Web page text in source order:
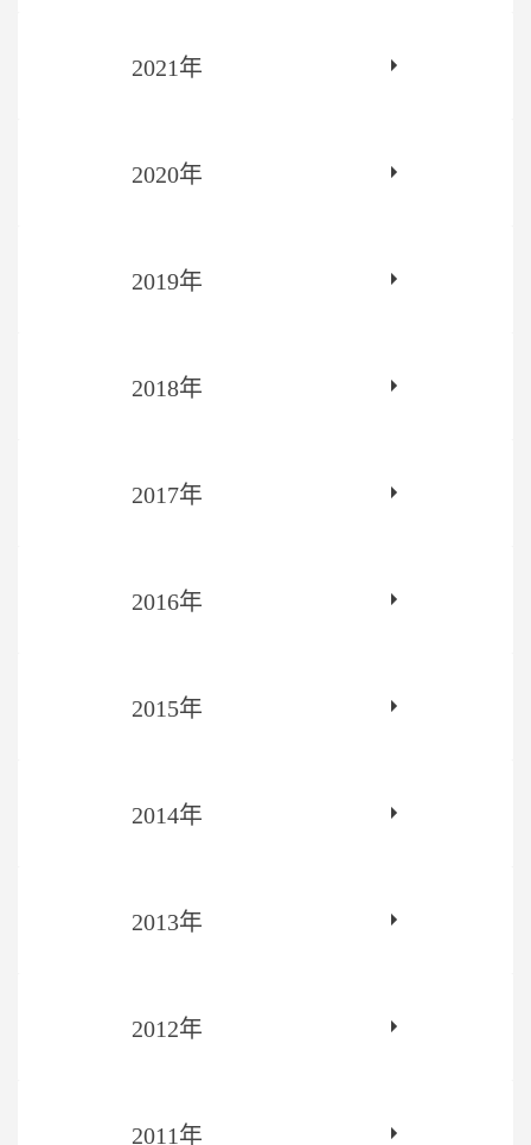
2021年
2020年
2019年
2018年
2017年
2016年
2015年
2014年
2013年
2012年
2011年